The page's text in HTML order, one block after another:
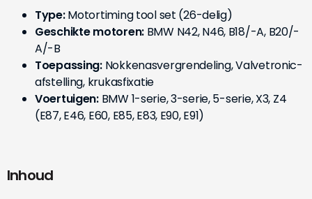
Type:Motortiming tool set (26-delig)
Geschikte motoren:BMW N42, N46, B18/-A, B20/-
A/-B
Toepassing:Nokkenasvergrendeling, Valvetronic-
afstelling, krukasfixatie
Voertuigen:BMW 1-serie, 3-serie, 5-serie, X3, Z4
(E87, E46, E60, E85, E83, E90, E91)
Inhoud